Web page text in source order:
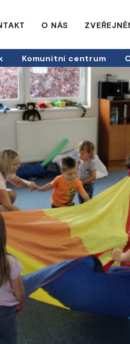
O NÁS
Komunitní centrum